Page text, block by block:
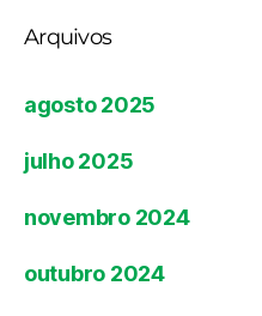
Arquivos
agosto 2025
julho 2025
novembro 2024
outubro 2024